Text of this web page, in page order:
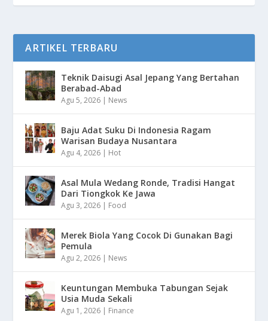
ARTIKEL TERBARU
Teknik Daisugi Asal Jepang Yang Bertahan
Berabad-Abad
Agu 5, 2026 | News
Baju Adat Suku Di Indonesia Ragam
Warisan Budaya Nusantara
Agu 4, 2026 | Hot
Asal Mula Wedang Ronde, Tradisi Hangat
Dari Tiongkok Ke Jawa
Agu 3, 2026 | Food
Merek Biola Yang Cocok Di Gunakan Bagi
Pemula
Agu 2, 2026 | News
Keuntungan Membuka Tabungan Sejak
Usia Muda Sekali
Agu 1, 2026 | Finance